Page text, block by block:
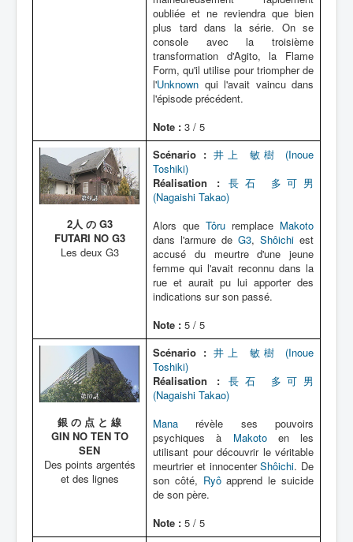
oubliée et ne reviendra que bien
plus tard dans la série. On se
console avec la troisième
transformation d'Agito, la Flame
Form, qu'il utilise pour triompher de
l'Unknown qui l'avait vaincu dans
l'épisode précédent.
Note : 3 / 5
2人 の G3
FUTARI NO G3
Les deux G3
Scénario : 井上 敏樹 (Inoue
Toshiki)
Réalisation :
長石 多可男
(Nagaishi Takao)
Alors que Tôru remplace Makoto
dans l'armure de G3, Shôichi est
accusé du meurtre d'une jeune
femme qui l'avait reconnu dans la
rue et aurait pu lui apporter des
indications sur son passé.
Note : 5 / 5
銀 の 点 と 線
GIN NO TEN TO
SEN
Des points argentés
et des lignes
Scénario : 井上 敏樹 (Inoue
Toshiki)
Réalisation :
長石 多可男
(Nagaishi Takao)
Mana révèle ses pouvoirs
psychiques à Makotoen les
utilisant pour découvrir le véritable
meurtrier et innocenterShôichi. De
son côté, Ryôapprend le suicide
de son père.
Note : 5 / 5